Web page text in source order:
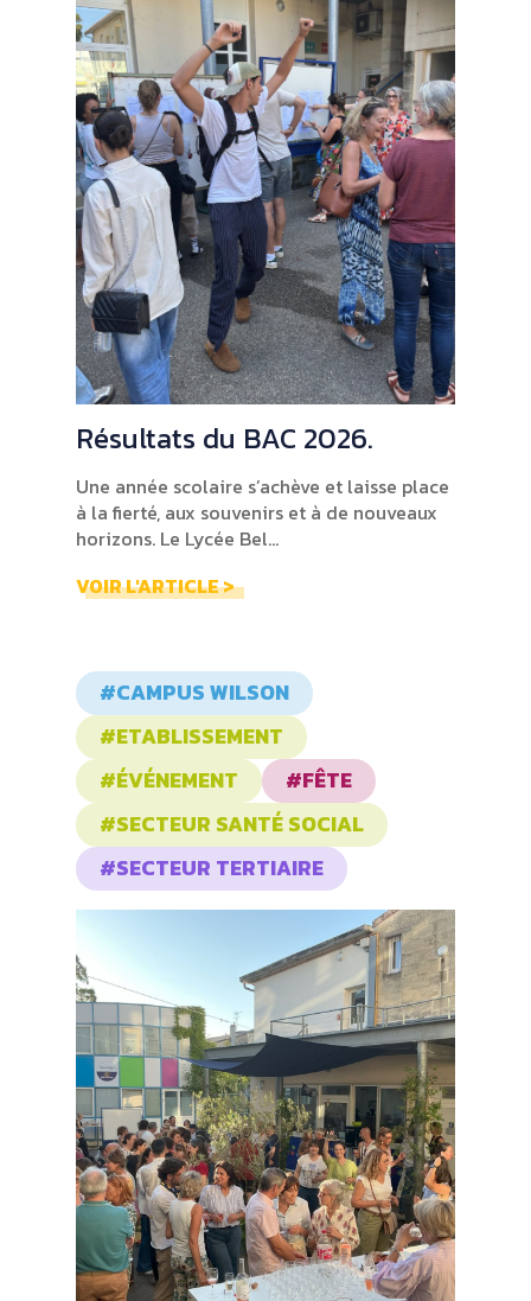
Résultats du BAC 2026.
Une année scolaire s’achève et laisse place
à la fierté, aux souvenirs et à de nouveaux
horizons. Le Lycée Bel...
VOIR L'ARTICLE >
#CAMPUS WILSON
#ETABLISSEMENT
#ÉVÉNEMENT
#FÊTE
#SECTEUR SANTÉ SOCIAL
#SECTEUR TERTIAIRE